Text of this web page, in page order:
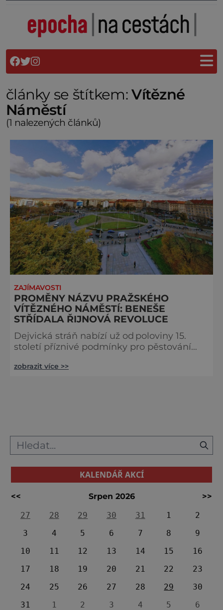
články se štítkem:Vítězné
Náměstí
(1 nalezených článků)
ZAJÍMAVOSTI
PROMĚNY NÁZVU PRAŽSKÉHO
VÍTĚZNÉHO NÁMĚSTÍ: BENEŠE
STŘÍDALA ŘIJNOVÁ REVOLUCE
Dejvická stráň nabízí už od poloviny 15.
století příznivé podmínky pro pěstování
vyšplhá na 130. Po třicetileté válce (1618 –
architekt Antonín E
zobrazit více >>
KALENDÁŘ AKCÍ
<< Srpen 2026
>>
27
28 29 30 31 1
2
3
4 5 6 7 8
9
10
11 12 13 14 15
16
17
18 19 20 21 22
23
24
25 26 27 28 29
30
31
1 2 3 4 5 6